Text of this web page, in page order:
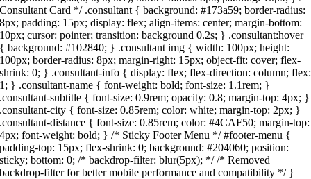
Consultant Card */ .consultant { background: #173a59; border-radius:
8px; padding: 15px; display: flex; align-items: center; margin-bottom:
10px; cursor: pointer; transition: background 0.2s; } .consultant:hover
{ background: #102840; } .consultant img { width: 100px; height:
100px; border-radius: 8px; margin-right: 15px; object-fit: cover; flex-
shrink: 0; } .consultant-info { display: flex; flex-direction: column; flex:
1; } .consultant-name { font-weight: bold; font-size: 1.1rem; }
.consultant-subtitle { font-size: 0.9rem; opacity: 0.8; margin-top: 4px; }
.consultant-city { font-size: 0.85rem; color: white; margin-top: 2px; }
.consultant-distance { font-size: 0.85rem; color: #4CAF50; margin-top:
4px; font-weight: bold; } /* Sticky Footer Menu */ #footer-menu {
padding-top: 15px; flex-shrink: 0; background: #204060; position:
sticky; bottom: 0; /* backdrop-filter: blur(5px); */ /* Removed
backdrop-filter for better mobile performance and compatibility */ }